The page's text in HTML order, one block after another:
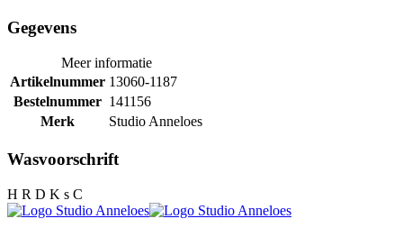
Gegevens
Meer informatie
Artikelnummer 13060-1187
Bestelnummer 141156
Merk
Studio Anneloes
Wasvoorschrift
H R D K s C